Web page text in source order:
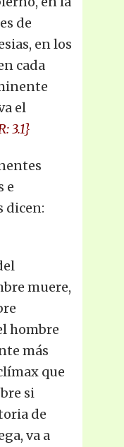
de
en los
cada
el
3.1}
e
dicen:
muere,
hombre
más
que
si
de
va a